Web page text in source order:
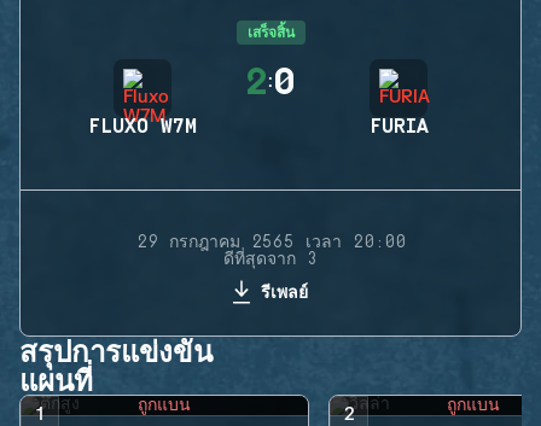
เสร็จสิ้น
FLUXO W7M
2:0
FURIA
29 กรกฎาคม 2565 เวลา 20:00
ดีที่สุดจาก 3
รีเพลย์
สรุปการแข่งขัน
แผนที่
1 ถูกแบน 2 ถูกแบน